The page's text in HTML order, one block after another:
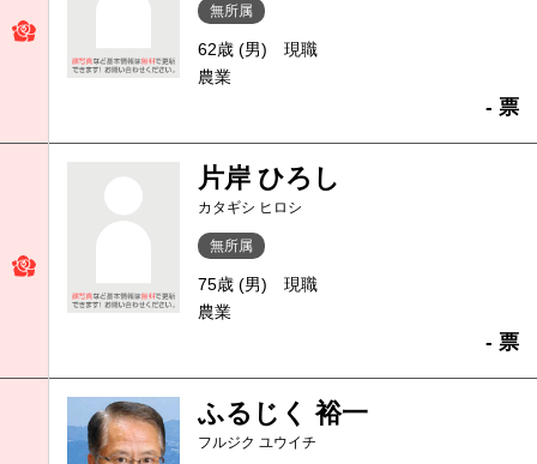
無所属
62歳 (男)
現職
農業
- 票
片岸 ひろし
カタギシ ヒロシ
無所属
75歳 (男)
現職
農業
- 票
ふるじく 裕一
フルジク ユウイチ